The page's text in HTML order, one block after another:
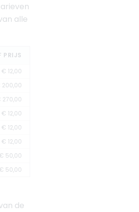
alle
PRIJS
€ 12,00
270,00
€ 12,00
€ 12,00
€ 12,00
50,00
50,00
de